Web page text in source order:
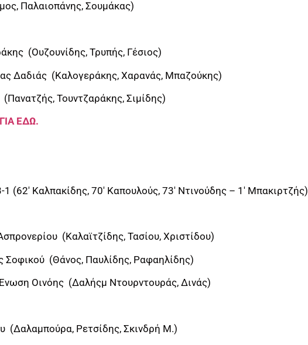
Παλαιοπάνης, Σουμάκας)
(Ουζουνίδης, Τρυπής, Γέσιος)
Δαδιάς (Καλογεράκης, Χαρανάς, Μπαζούκης)
Τουντζαράκης, Σιμίδης)
ΕΔΩ.
(62′ Καλπακίδης, 70′ Καπουλούς, 73′ Ντινούδης – 1′ Μπακιρτζής)
(Καλαϊτζίδης, Τασίου, Χριστίδου)
(Θάνος, Παυλίδης, Ραφαηλίδης)
Οινόης (Δαλήςμ Ντουρντουράς, Δινάς)
(Δαλαμπούρα, Ρετσίδης, Σκινδρή Μ.)